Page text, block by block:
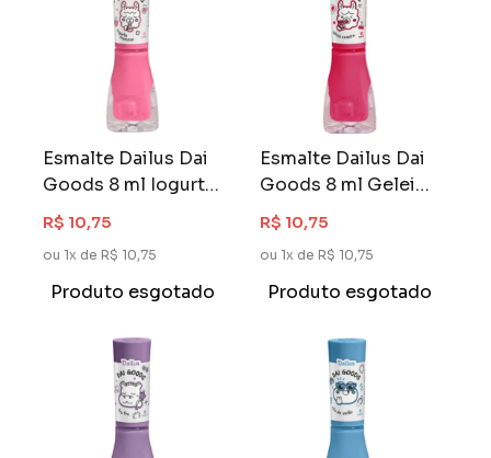
Esmalte Dailus Dai
Goods 8 ml Iogurte
Cremoso
R$ 10,75
ou 1x de R$ 10,75
Produto esgotado
Esmalte Dailus Dai
Goods 8 ml Geleia
Caseira
R$ 10,75
ou 1x de R$ 10,75
Produto esgotado